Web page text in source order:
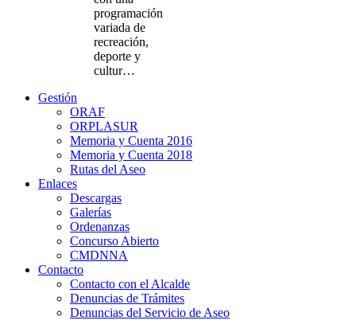
programación
variada de
recreación,
deporte y
cultur…
Gestión
ORAF
ORPLASUR
Memoria y Cuenta 2016
Memoria y Cuenta 2018
Rutas del Aseo
Enlaces
Descargas
Galerías
Ordenanzas
Concurso Abierto
CMDNNA
Contacto
Contacto con el Alcalde
Denuncias de Trámites
Denuncias del Servicio de Aseo